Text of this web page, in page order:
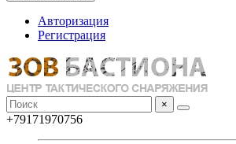
Авторизация
Регистрация
×
+79171970756